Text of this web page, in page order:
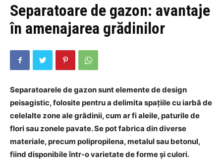
Separatoare de gazon: avantaje
în amenajarea grădinilor
Separatoarele de gazon sunt elemente de design
peisagistic, folosite pentru a delimita spațiile cu iarbă de
celelalte zone ale grădinii, cum ar fi aleile, paturile de
flori sau zonele pavate. Se pot fabrica din diverse
materiale, precum polipropilena, metalul sau betonul,
fiind disponibile într-o varietate de forme și culori.